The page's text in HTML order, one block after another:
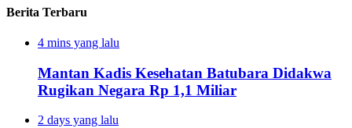
Berita Terbaru
4 mins yang lalu
Mantan Kadis Kesehatan Batubara Didakwa
Rugikan Negara Rp 1,1 Miliar
2 days yang lalu